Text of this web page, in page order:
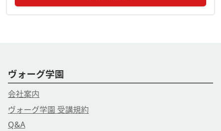
ヴォーグ学園
会社案内
ヴォーグ学園 受講規約
Q&A